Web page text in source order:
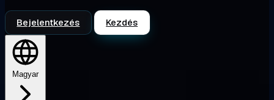
Bejelentkezés Kezdés
Magyar